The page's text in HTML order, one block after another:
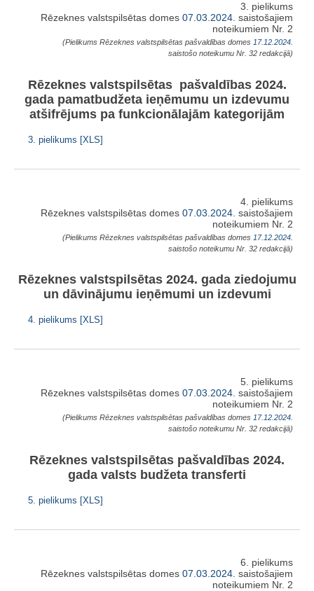
3. pielikums
Rēzeknes valstspilsētas domes 07.03.2024. saistošajiem
noteikumiem Nr. 2
(Pielikums Rēzeknes valstspilsētas pašvaldības domes 17.12.2024.
saistošo noteikumu Nr. 32 redakcijā)
Rēzeknes valstspilsētas pašvaldības 2024.
gada pamatbudžeta ieņēmumu un izdevumu
atšifrējums pa funkcionālajām kategorijām
3. pielikums [XLS]
4. pielikums
Rēzeknes valstspilsētas domes 07.03.2024. saistošajiem
noteikumiem Nr. 2
(Pielikums Rēzeknes valstspilsētas pašvaldības domes 17.12.2024.
saistošo noteikumu Nr. 32 redakcijā)
Rēzeknes valstspilsētas 2024. gada ziedojumu
un dāvinājumu ieņēmumi un izdevumi
4. pielikums [XLS]
5. pielikums
Rēzeknes valstspilsētas domes 07.03.2024. saistošajiem
noteikumiem Nr. 2
(Pielikums Rēzeknes valstspilsētas pašvaldības domes 17.12.2024.
saistošo noteikumu Nr. 32 redakcijā)
Rēzeknes valstspilsētas pašvaldības 2024.
gada valsts budžeta transferti
5. pielikums [XLS]
6. pielikums
Rēzeknes valstspilsētas domes 07.03.2024. saistošajiem
noteikumiem Nr. 2